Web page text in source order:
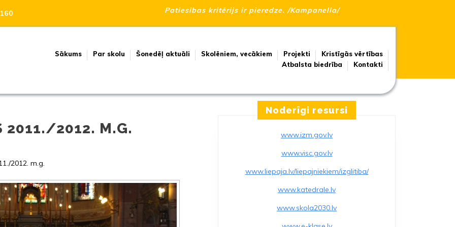
Patiesības kritērijs ir pieredze. /Kampanella/
Sākums Par skolu Šonedēļ aktuāli Skolēniem, vecākiem Projekti
Kristīgās vērtības
Atbalsta biedrība
Kontakti
2011./2012. M.G.
2012. m.g.
Noderīgi resursi
www.izm.gov.lv
www.visc.gov.lv
www.liepaja.lv/liepajniekiem/izglitiba/
www.katedrale.lv
www.skola2030.lv